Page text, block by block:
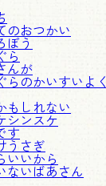
のおつかい
ぼう
ら
んが
らのかいすいよく
もしれない
シンスケ
す
うさぎ
いいから
ないばあさん